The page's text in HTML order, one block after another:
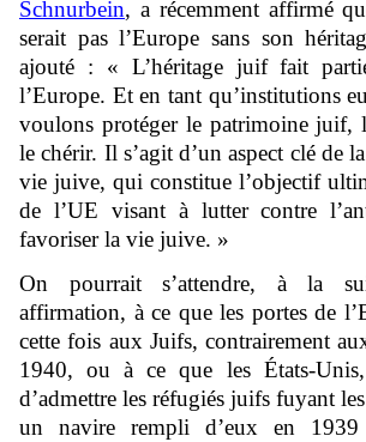
Schnurbein, a récemment affirmé
serait pas l’Europe sans son
ajouté : « L’héritage juif fait
l’Europe. Et en tant qu’institutions
voulons protéger le patrimoine juif,
le chérir. Il s’agit d’un aspect clé de
vie juive, qui constitue l’objectif
de l’UE visant à lutter contre
favoriser la vie juive. »
On pourrait s’attendre, à la
affirmation, à ce que les portes de
cette fois aux Juifs, contrairement
1940, ou à ce que les États-
d’admettre les réfugiés juifs fuyant
un navire rempli d’eux en